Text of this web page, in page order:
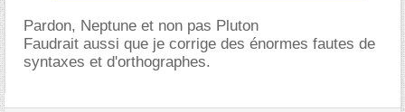
Pardon, Neptune et non pas Pluton
Faudrait aussi que je corrige des énormes fautes de
syntaxes et d'orthographes.